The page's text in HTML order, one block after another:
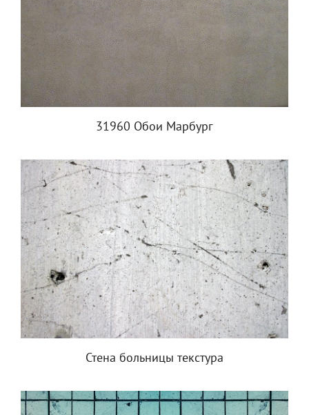
31960 Обои Марбург
Стена больницы текстура